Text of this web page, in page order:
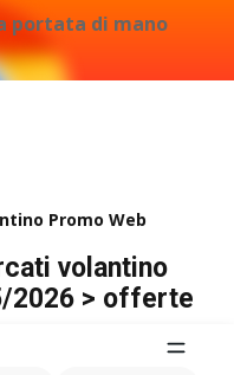
portata di mano
Promo Web
volantino
2026 > offerte